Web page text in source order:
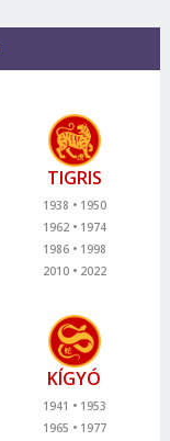
TIGRIS
1938
1950
1962
1974
1986
1998
2010
2022
KÍGYÓ
1941
1953
1965
1977